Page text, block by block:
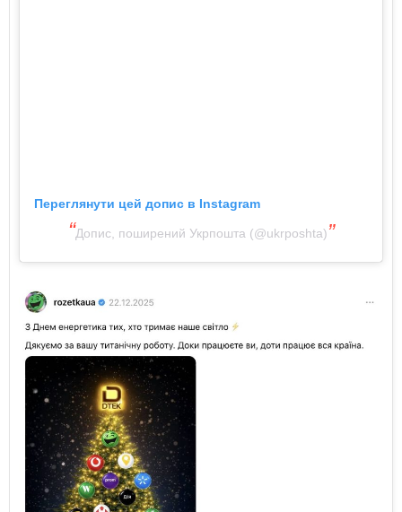
Переглянути цей допис в Instagram
Допис, поширений Укрпошта (@ukrposhta)